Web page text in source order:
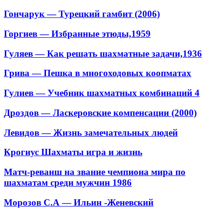
Гончарук — Турецкий гамбит (2006)
Горгиев — Избранные этюды,1959
Гуляев — Как решать шахматные задачи,1936
Грива — Пешка в многоходовых коопматах
Гулиев — Учебник шахматных комбинаций 4
Дроздов — Ласкеровские компенсации (2000)
Левидов — Жизнь замечательных людей
Крогиус Шахматы игра и жизнь
Матч-реванш на звание чемпиона мира по
шахматам среди мужчин 1986
Морозов С.А — Ильин -Женевский